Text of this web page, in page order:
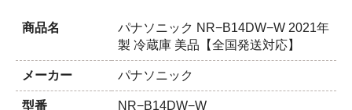
商品名
パナソニック NR−B14DW−W 2021年
製 冷蔵庫 美品【全国発送対応】
メーカー パナソニック
型番 NR−B14DW−W